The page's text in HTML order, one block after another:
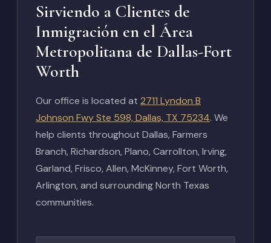
Sirviendo a Clientes de
Inmigración en el Área
Metropolitana de Dallas-Fort
Worth
Our office is located at 2711 Lyndon B
Johnson Fwy Ste 598, Dallas, TX 75234. We
help clients throughout Dallas, Farmers
Branch, Richardson, Plano, Carrollton, Irving,
Garland, Frisco, Allen, McKinney, Fort Worth,
Arlington, and surrounding North Texas
communities.